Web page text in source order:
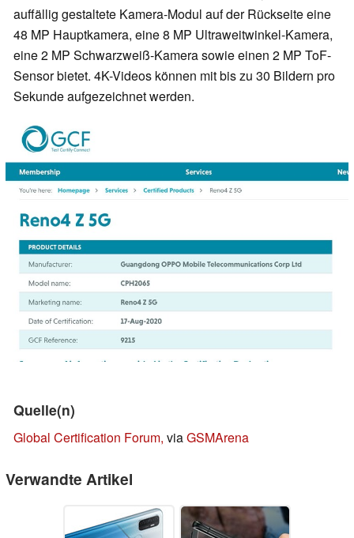
auffällig gestaltete Kamera-Modul auf der Rückseite eine
48 MP Hauptkamera, eine 8 MP Ultraweitwinkel-Kamera,
eine 2 MP Schwarzweiß-Kamera sowie einen 2 MP ToF-
Sensor bietet. 4K-Videos können mit bis zu 30 Bildern pro
Sekunde aufgezeichnet werden.
Quelle(n)
Global Certification Forum, viaGSMArena
Verwandte Artikel